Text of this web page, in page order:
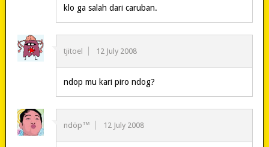
klo ga salah dari caruban.
tjitoel 12 July 2008
ndop mu kari piro ndog?
ndöp™ 12 July 2008